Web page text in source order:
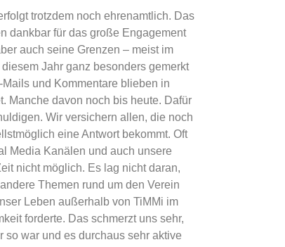
trotzdem noch ehrenamtlich. Das
dankbar für das große Engagement
auch seine Grenzen – meist im
Jahr ganz besonders gemerkt
und Kommentare blieben in
Manche davon noch bis heute. Dafür
Wir versichern allen, die noch
eine Antwort bekommt. Oft
Media Kanälen und auch unsere
nicht möglich. Es lag nicht daran,
Themen rund um den Verein
Leben außerhalb von TiMMi im
forderte. Das schmerzt uns sehr,
war und es durchaus sehr aktive